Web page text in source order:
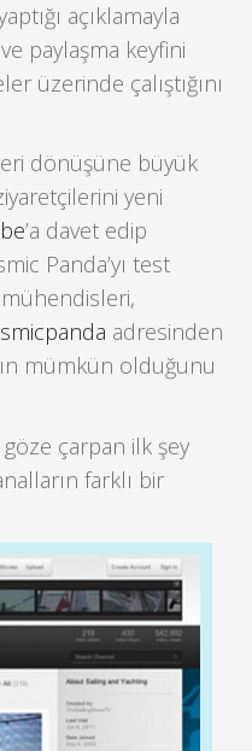
açıklamayla
paylaşma keyfini
üzerinde çalıştığını
dönüşüne büyük
yeni
’a davet edip
Panda’yı test
adresinden
mümkün olduğunu
çarpan ilk şey
farklı bir